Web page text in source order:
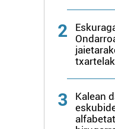
erabiltzeko baimen
2
txartelak
3
Kalean